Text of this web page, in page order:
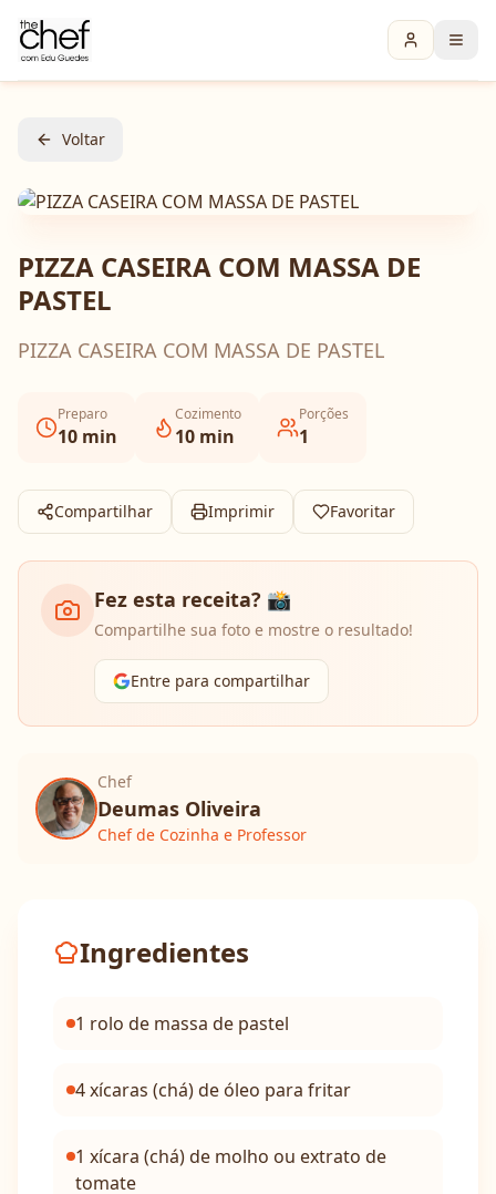
Voltar
PIZZA CASEIRA COM MASSA DE
PASTEL
PIZZA CASEIRA COM MASSA DE PASTEL
Preparo
10 min
Cozimento
10 min
Porções
1
Compartilhar Imprimir Favoritar
Fez esta receita? 📸
Compartilhe sua foto e mostre o resultado!
Entre para compartilhar
Chef
Deumas Oliveira
Chef de Cozinha e Professor
Ingredientes
1 rolo de massa de pastel
4 xícaras (chá) de óleo para fritar
1 xícara (chá) de molho ou extrato de
tomate